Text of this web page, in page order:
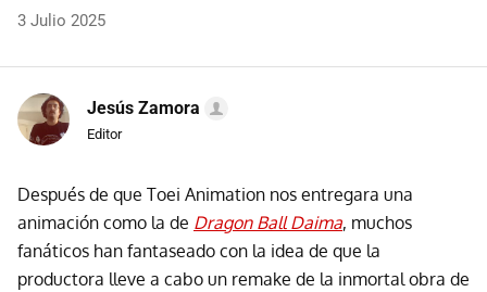
3 Julio 2025
Jesús Zamora
Editor
Después de que Toei Animation nos entregara una
animación como la de Dragon Ball Daima, muchos
fanáticos han fantaseado con la idea de que la
productora lleve a cabo un remake de la inmortal obra de